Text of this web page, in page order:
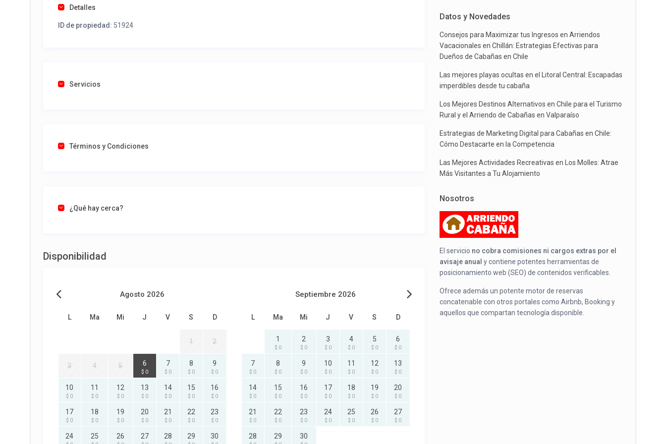
Detalles
ID de propiedad: 51924
Servicios
Términos y Condiciones
¿Qué hay cerca?
Disponibilidad
Agosto 2026
L Ma Mi J V S D
1 2
3 4 5 6
$ 0
7
$ 0
8
$ 0
9
$ 0
10
$ 0
11
$ 0
12
$ 0
13
$ 0
14
$ 0
15
$ 0
16
$ 0
17
$ 0
18
$ 0
19
$ 0
20
$ 0
21
$ 0
22
$ 0
23
$ 0
24 25 26 27 28 29 30
Septiembre 2026
L Ma Mi J V S D
1
$ 0
2
$ 0
3
$ 0
4
$ 0
5
$ 0
6
$ 0
7
$ 0
8
$ 0
9
$ 0
10
$ 0
11
$ 0
12
$ 0
13
$ 0
14
$ 0
15
$ 0
16
$ 0
17
$ 0
18
$ 0
19
$ 0
20
$ 0
21
$ 0
22
$ 0
23
$ 0
24
$ 0
25
$ 0
26
$ 0
27
$ 0
28 29 30
Datos y Novedades
Consejos para Maximizar tus Ingresos en Arriendos
Vacacionales en Chillán: Estrategias Efectivas para
Dueños de Cabañas en Chile
Las mejores playas ocultas en el Litoral Central: Escapadas
imperdibles desde tu cabaña
Los Mejores Destinos Alternativos en Chile para el Turismo
Rural y el Arriendo de Cabañas en Valparaíso
Estrategias de Marketing Digital para Cabañas en Chile:
Cómo Destacarte en la Competencia
Las Mejores Actividades Recreativas en Los Molles: Atrae
Más Visitantes a Tu Alojamiento
Nosotros
El servicio no cobra comisiones ni cargos extras por el
avisaje anual y contiene potentes herramientas de
posicionamiento web (SEO) de contenidos verificables.
Ofrece además un potente motor de reservas
concatenable con otros portales como Airbnb, Booking y
aquellos que compartan tecnología disponible.